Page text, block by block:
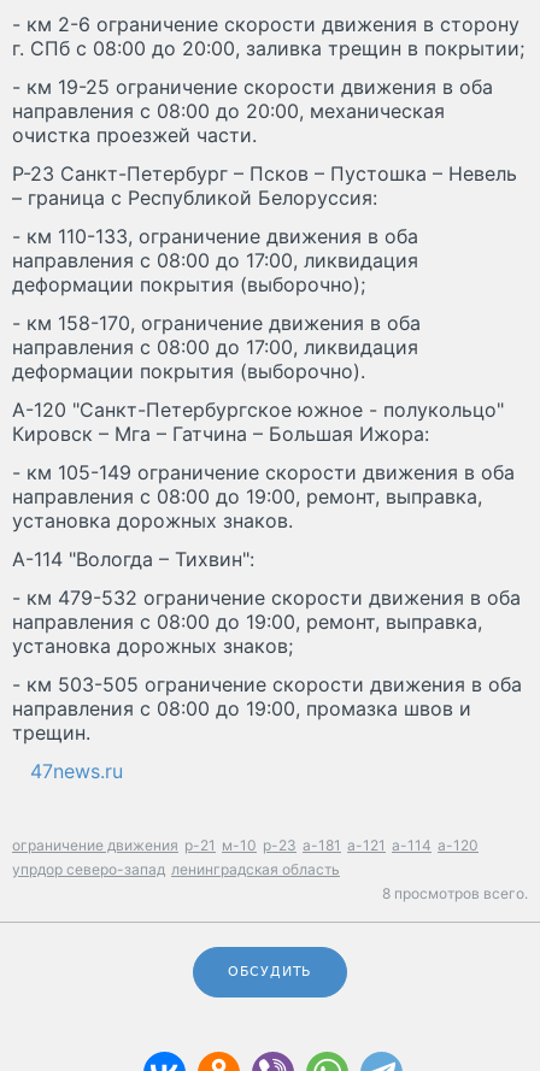
- км 2-6 ограничение скорости движения в сторону
г. СПб с 08:00 до 20:00, заливка трещин в покрытии;
- км 19-25 ограничение скорости движения в оба
направления с 08:00 до 20:00, механическая
очистка проезжей части.
Р-23 Санкт-Петербург – Псков – Пустошка – Невель
– граница с Республикой Белоруссия:
- км 110-133, ограничение движения в оба
направления с 08:00 до 17:00, ликвидация
деформации покрытия (выборочно);
- км 158-170, ограничение движения в оба
направления с 08:00 до 17:00, ликвидация
деформации покрытия (выборочно).
А-120 "Санкт-Петербургское южное - полукольцо"
Кировск – Мга – Гатчина – Большая Ижора:
- км 105-149 ограничение скорости движения в оба
направления с 08:00 до 19:00, ремонт, выправка,
установка дорожных знаков.
А-114 "Вологда – Тихвин":
- км 479-532 ограничение скорости движения в оба
направления с 08:00 до 19:00, ремонт, выправка,
установка дорожных знаков;
- км 503-505 ограничение скорости движения в оба
направления с 08:00 до 19:00, промазка швов и
трещин.
47news.ru
ограничение движения р-21 м-10 р-23 а-181 а-121 а-114 а-120
упрдор северо-запад ленинградская область
8 просмотров всего.
ОБСУДИТЬ